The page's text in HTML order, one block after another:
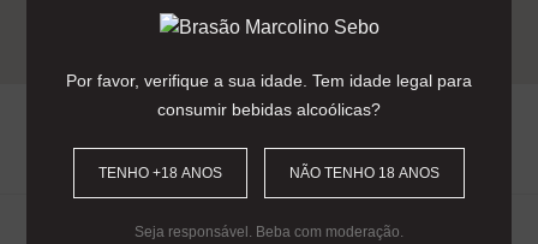
Por favor, verifique a sua idade. Tem idade legal para
consumir bebidas alcoólicas?
TENHO +18 ANOS NÃO TENHO 18 ANOS
Seja responsável. Beba com moderação.